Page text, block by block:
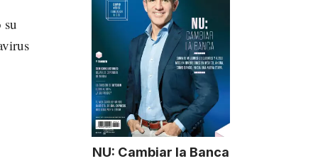
NU: Cambiar la Banca
su